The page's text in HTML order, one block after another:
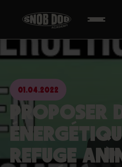
01.04.2022
PROPOSER
REFUGE